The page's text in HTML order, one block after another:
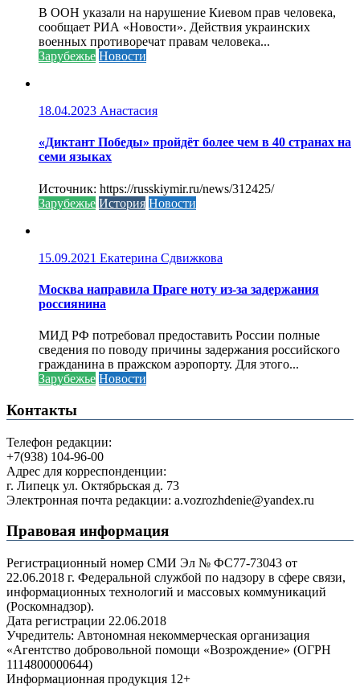
В ООН указали на нарушение Киевом прав человека,
сообщает РИА «Новости». Действия украинских
военных противоречат правам человека...
Зарубежье Новости
18.04.2023 Анастасия
«Диктант Победы» пройдёт более чем в 40 странах на
семи языках
Источник: https://russkiymir.ru/news/312425/
Зарубежье История Новости
15.09.2021 Екатерина Сдвижкова
Москва направила Праге ноту из-за задержания
россиянина
МИД РФ потребовал предоставить России полные
сведения по поводу причины задержания российского
гражданина в пражском аэропорту. Для этого...
Зарубежье Новости
Контакты
Телефон редакции:
+7(938) 104-96-00
Адрес для корреспонденции:
г. Липецк ул. Октябрьская д. 73
Электронная почта редакции: a.vozrozhdenie@yandex.ru
Правовая информация
Регистрационный номер СМИ Эл № ФС77-73043 от
22.06.2018 г. Федеральной службой по надзору в сфере связи,
информационных технологий и массовых коммуникаций
(Роскомнадзор).
Дата регистрации 22.06.2018
Учредитель: Автономная некоммерческая организация
«Агентство добровольной помощи «Возрождение» (ОГРН
1114800000644)
Информационная продукция 12+